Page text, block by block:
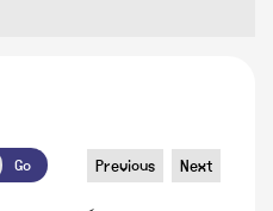
Go Previous Next